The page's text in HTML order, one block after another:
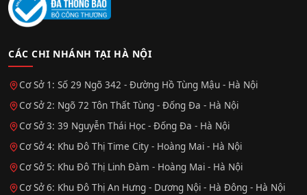
CÁC CHI NHÁNH TẠI HÀ NỘI
Cơ Sở 1: Số 29 Ngõ 342 - Đường Hồ Tùng Mậu - Hà Nội
Cơ Sở 2: Ngõ 72 Tôn Thất Tùng - Đống Đa - Hà Nội
Cơ Sở 3: 39 Nguyễn Thái Học - Đống Đa - Hà Nội
Cơ Sở 4: Khu Đô Thị Time City - Hoàng Mai - Hà Nội
Cơ Sở 5: Khu Đô Thị Linh Đàm - Hoàng Mai - Hà Nội
Cơ Sở 6: Khu Đô Thị An Hưng - Dương Nội - Hà Đông - Hà Nội